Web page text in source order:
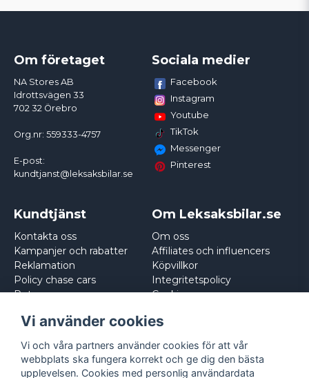
Om företaget
NA Stores AB
Idrottsvägen 33
702 32 Örebro
Org.nr: 559333-4757
E-post:
kundtjanst@leksaksbilar.se
Sociala medier
Facebook
Instagram
Youtube
TikTok
Messenger
Pinterest
Kundtjänst
Kontakta oss
Kampanjer och rabatter
Reklamation
Policy chase cars
Returnera
Om Leksaksbilar.se
Om oss
Affiliates och influencers
Köpvillkor
Integritetspolicy
Cookies
Vi använder cookies
Vi och våra partners använder cookies för att vår
webbplats ska fungera korrekt och ge dig den bästa
upplevelsen. Cookies med personlig användardata